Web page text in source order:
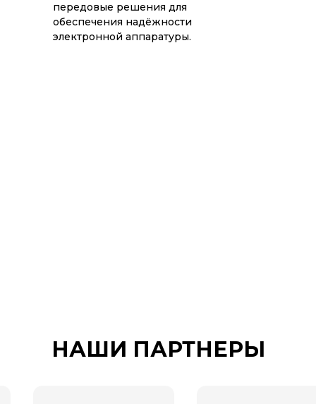
передовые решения для
обеспечения надёжности
электронной аппаратуры.
НАШИ ПАРТНЕРЫ